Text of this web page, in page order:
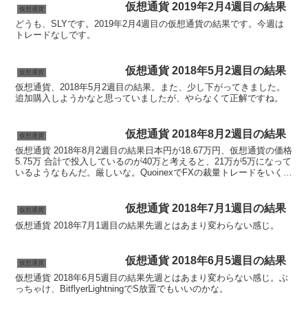
仮想通貨 仮想通貨 2019年2月4週目の結果
どうも、SLYです。2019年2月4週目の仮想通貨の結果です。今週は
トレードなしです。
仮想通貨 仮想通貨 2018年5月2週目の結果
仮想通貨、2018年5月2週目の結果。また、少し下がってきました。
追加購入しようかなと思っていましたが、やらなくて正解ですね。
仮想通貨 仮想通貨 2018年8月2週目の結果
仮想通貨 2018年8月2週目の結果日本円が18.67万円、仮想通貨の価格
5.75万 合計で投入しているのが40万と考えると、21万が5万になって
いるようなもんだ。厳しいな。QuoinexでFXの裁量トレードをいくつ
仮想通貨 仮想通貨 2018年7月1週目の結果
仮想通貨 2018年7月1週目の結果先週とはあまり変わらない感じ。
仮想通貨 仮想通貨 2018年6月5週目の結果
仮想通貨 2018年6月5週目の結果先週とはあまり変わらない感じ。ぶ
っちゃけ、BitflyerLightningでS放置でもいいのかな。